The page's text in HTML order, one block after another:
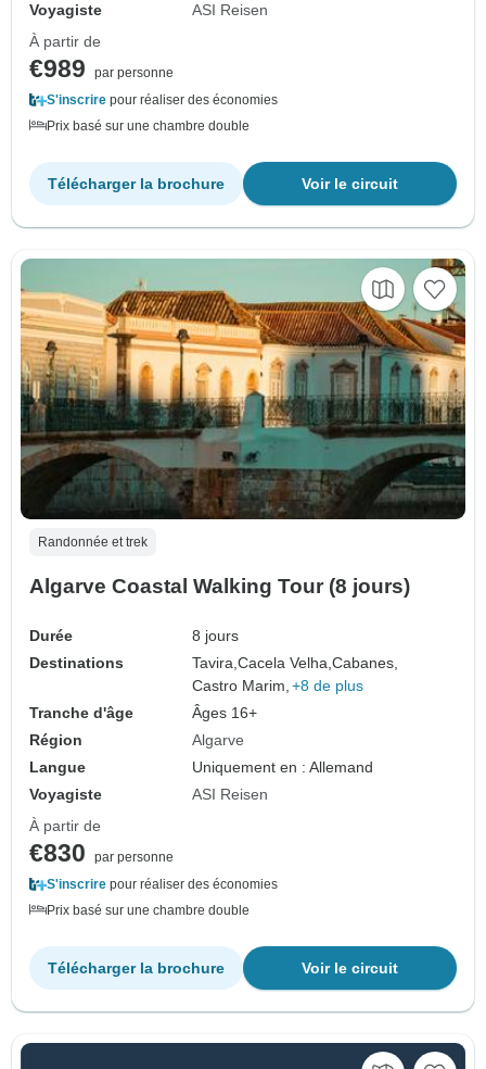
Voyagiste
ASI Reisen
À partir de
€989
par personne
S'inscrire pour réaliser des économies
Prix basé sur une chambre double
Voir le circuit
Télécharger la brochure
Randonnée et trek
Algarve Coastal Walking Tour (8 jours)
Durée
8 jours
Destinations
Tavira,Cacela Velha,Cabanes,
Castro Marim, +8 de plus
Tranche d'âge
Âges 16+
Région
Algarve
Langue
Uniquement en : Allemand
Voyagiste
ASI Reisen
À partir de
€830
par personne
S'inscrire pour réaliser des économies
Prix basé sur une chambre double
Voir le circuit
Télécharger la brochure